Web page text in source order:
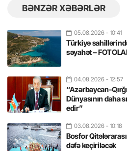
BƏNZƏR XƏBƏRLƏR
05.08.2026 - 10:41
Türkiyə
səyahət –
04.08.2026 - 12:57
“Azərbaycan-
Dünyasının daha
edir”
03.08.2026 - 10:18
Bosfor
dəfə keçiriləcək